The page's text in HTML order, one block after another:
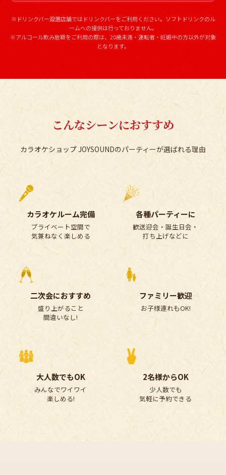
※ドリンクバー設置店舗ではドリンクバーをご利用ください。ソフトドリンクのル
ームへの提供は行っておりません。
※アルコール飲み放題をご利用の際は、20歳未満・運転者・妊娠中の方以外が対象
となります。
こんなシーンにおすすめ
カラオケショップ JOYSOUNDのパーティーが選ばれる理由
カラオケルーム完備
プライベート空間で
気兼ねなく楽しめる
各種パーティーに
歓送迎会・誕生日会・
打ち上げなどに
二次会におすすめ
盛り上がること
間違いなし!
ファミリー歓迎
お子様連れもOK!
大人数でもOK
みんなでワイワイ
楽しめる!
2名様からOK
少人数でも
気軽に予約できる